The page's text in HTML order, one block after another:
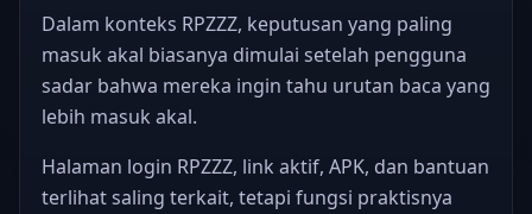
Dalam konteks RPZZZ, keputusan yang paling
masuk akal biasanya dimulai setelah pengguna
sadar bahwa mereka ingin tahu urutan baca yang
lebih masuk akal.
Halaman login RPZZZ, link aktif, APK, dan bantuan
terlihat saling terkait, tetapi fungsi praktisnya